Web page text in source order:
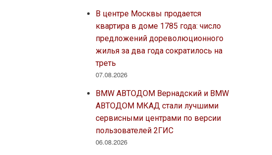
В центре Москвы продается
квартира в доме 1785 года: число
предложений дореволюционного
жилья за два года сократилось на
треть
07.08.2026
BMW АВТОДОМ Вернадский и BMW
АВТОДОМ МКАД стали лучшими
сервисными центрами по версии
пользователей 2ГИС
06.08.2026